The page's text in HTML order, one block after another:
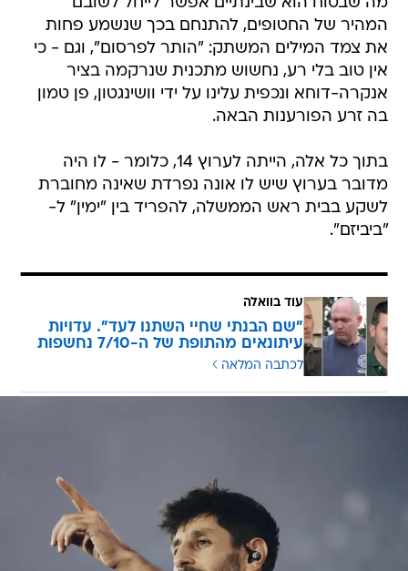
המהיר של החטופים, להתנחם בכך שנשמע פחות
את צמד המילים המשתק: "הותר לפרסום", וגם - כי
אין טוב בלי רע, נחשוש מתכנית שנרקמה בציר
אנקרה-דוחא ונכפית עלינו על ידי וושינגטון, פן טמון
בה זרע הפורענות הבאה.
בתוך כל אלה, הייתה לערוץ 14, כלומר - לו היה
מדובר בערוץ שיש לו אונה נפרדת שאינה מחוברת
לשקע בבית ראש הממשלה, להפריד בין "ימין" ל-
"ביביזם".
עוד בוואלה
"שם הבנתי שחיי השתנו לעד". עדויות
עיתונאים מהתופת של ה-7/10 נחשפות
לכתבה המלאה